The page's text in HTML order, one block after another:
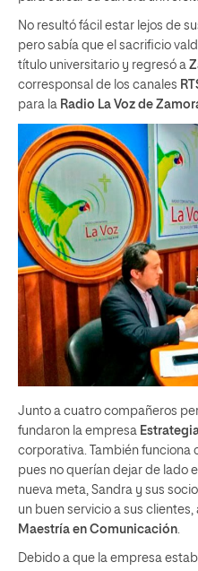
No resultó fácil estar lejos de
pero sabía que el sacrificio
título universitario y regresó a
corresponsal de los canales
para la Radio La Voz de
Junto a cuatro compañeros
fundaron la empresa
corporativa. También funciona
pues no querían dejar de lado
nueva meta, Sandra y sus
un buen servicio a sus
Maestría en Comunicación.
Debido a que la empresa